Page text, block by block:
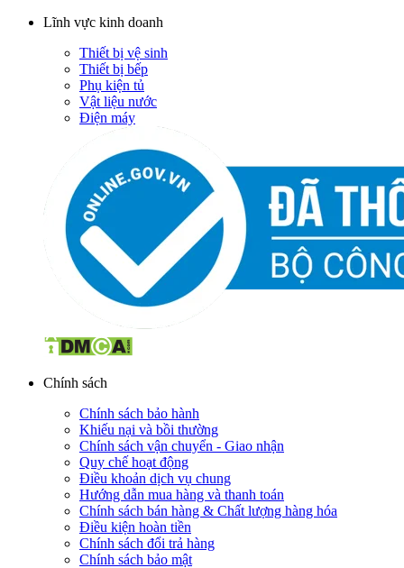
Lĩnh vực kinh doanh
Thiết bị vệ sinh
Thiết bị bếp
Phụ kiện tủ
Vật liệu nước
Điện máy
Chính sách
Chính sách bảo hành
Khiếu nại và bồi thường
Chính sách vận chuyển - Giao nhận
Quy chế hoạt động
Điều khoản dịch vụ chung
Hướng dẫn mua hàng và thanh toán
Chính sách bán hàng & Chất lượng hàng hóa
Điều kiện hoàn tiền
Chính sách đổi trả hàng
Chính sách bảo mật